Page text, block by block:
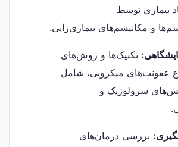
بیماری توسط
و مکانیسم‌های بیماری‌زایی.
تکنیک‌ها و روش‌های
عفونت‌های میکروبی، شامل
سرولوژیک و
بررسی درمان‌های